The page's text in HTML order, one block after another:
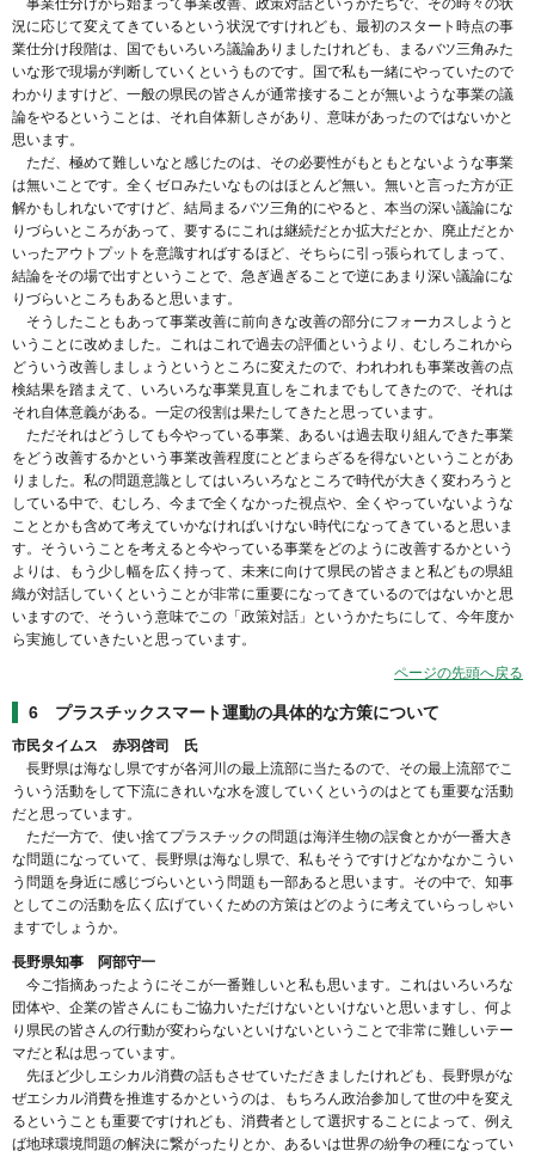
況に応じて変えてきているという状況ですけれども、最初のスタート時点の事
業仕分け段階は、国でもいろいろ議論ありましたけれども、まるバツ三角みた
いな形で現場が判断していくというものです。国で私も一緒にやっていたので
わかりますけど、一般の県民の皆さんが通常接することが無いような事業の議
論をやるということは、それ自体新しさがあり、意味があったのではないかと
思います。
ただ、極めて難しいなと感じたのは、その必要性がもともとないような事業
は無いことです。全くゼロみたいなものはほとんど無い。無いと言った方が正
解かもしれないですけど、結局まるバツ三角的にやると、本当の深い議論にな
りづらいところがあって、要するにこれは継続だとか拡大だとか、廃止だとか
いったアウトプットを意識すればするほど、そちらに引っ張られてしまって、
結論をその場で出すということで、急ぎ過ぎることで逆にあまり深い議論にな
りづらいところもあると思います。
そうしたこともあって事業改善に前向きな改善の部分にフォーカスしようと
いうことに改めました。これはこれで過去の評価というより、むしろこれから
どういう改善しましょうというところに変えたので、われわれも事業改善の点
検結果を踏まえて、いろいろな事業見直しをこれまでもしてきたので、それは
それ自体意義がある。一定の役割は果たしてきたと思っています。
ただそれはどうしても今やっている事業、あるいは過去取り組んできた事業
をどう改善するかという事業改善程度にとどまらざるを得ないということがあ
りました。私の問題意識としてはいろいろなところで時代が大きく変わろうと
している中で、むしろ、今まで全くなかった視点や、全くやっていないような
こととかも含めて考えていかなければいけない時代になってきていると思いま
す。そういうことを考えると今やっている事業をどのように改善するかという
よりは、もう少し幅を広く持って、未来に向けて県民の皆さまと私どもの県組
織が対話していくということが非常に重要になってきているのではないかと思
いますので、そういう意味でこの「政策対話」というかたちにして、今年度か
ら実施していきたいと思っています。
ページの先頭へ戻る
6 プラスチックスマート運動の具体的な方策について
市民タイムス 赤羽啓司 氏
長野県は海なし県ですが各河川の最上流部に当たるので、その最上流部でこ
ういう活動をして下流にきれいな水を渡していくというのはとても重要な活動
だと思っています。
ただ一方で、使い捨てプラスチックの問題は海洋生物の誤食とかが一番大き
な問題になっていて、長野県は海なし県で、私もそうですけどなかなかこうい
う問題を身近に感じづらいという問題も一部あると思います。その中で、知事
としてこの活動を広く広げていくための方策はどのように考えていらっしゃい
ますでしょうか。
長野県知事 阿部守一
今ご指摘あったようにそこが一番難しいと私も思います。これはいろいろな
団体や、企業の皆さんにもご協力いただけないといけないと思いますし、何よ
り県民の皆さんの行動が変わらないといけないということで非常に難しいテー
マだと私は思っています。
先ほど少しエシカル消費の話もさせていただきましたけれども、長野県がな
ぜエシカル消費を推進するかというのは、もちろん政治参加して世の中を変え
るということも重要ですけれども、消費者として選択することによって、例え
ば地球環境問題の解決に繋がったりとか、あるいは世界の紛争の種になってい